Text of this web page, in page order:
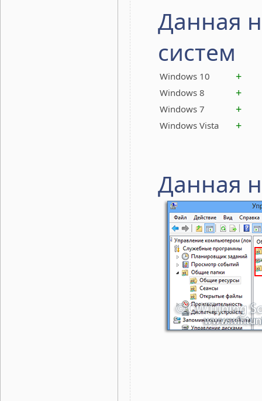
Данная
систем
Windows 10 +
Windows 8 +
Windows 7 +
Windows Vista +
Данная